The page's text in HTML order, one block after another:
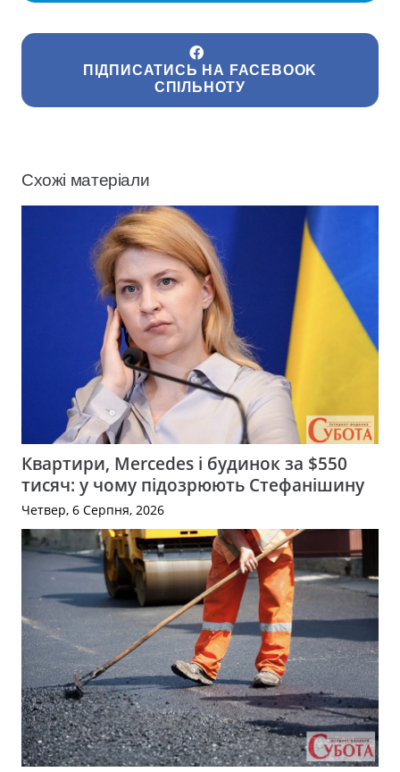
ПІДПИСАТИСЬ НА FACEBOOK
СПІЛЬНОТУ
Схожі матеріали
Квартири, Mercedes і будинок за $550
тисяч: у чому підозрюють Стефанішину
Четвер, 6 Серпня, 2026